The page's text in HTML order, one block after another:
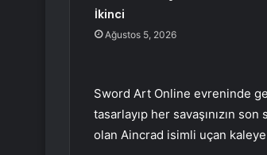
İkinci
Ağustos 5, 2026
Sword Art Online evreninde
tasarlayıp her savaşınızın
olan Aincrad isimli uçan